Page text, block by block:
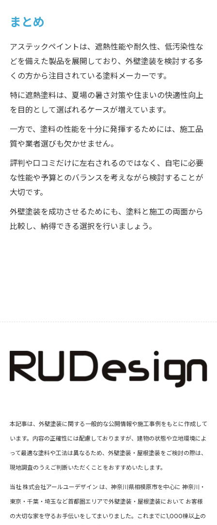
まとめ
アステックペイントは、遮熱性能や耐久性、低汚染性な
どを備えた製品を展開しており、外壁塗装を検討する多
くの方から注目されている塗料メーカーです。
特に遮熱塗料は、夏場の暑さ対策や住まいの快適性向上
を目的として選ばれるケースが増えています。
一方で、塗料の性能を十分に発揮するためには、施工品
質や業者選びも欠かせません。
評判や口コミだけに左右されるのではなく、自宅に必要
な性能や予算とのバランスを考えながら検討することが
大切です。
外壁塗装を成功させるためにも、塗料と施工の両面から
比較し、納得できる選択を行いましょう。
本記事は、外壁塗装に関する一般的な公開情報や施工事例をもとに作成して
います。内容の正確性には配慮しておりますが、建物の状態や立地環境によ
って最適な塗料や工法は異なるため、外壁塗装・屋根塗装をご検討の際は、
現地調査のうえご判断いただくことをおすすめいたします。
当社 株式会社アールユーデザイン は、神奈川県相模原市を中心に 神奈川・
東京・千葉・埼玉など首都圏エリアで外壁塗装・屋根塗装において お客様
の大切な家を守るお手伝いをしてまいりました。これまでに1,000棟以上の